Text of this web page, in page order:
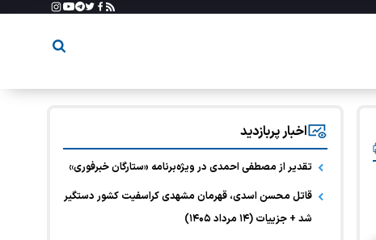
اخبار پربازدید
تقدیر از مصطفی احمدی در ویژه‌برنامه «ستارگان خبرفوری»
قاتل محسن اسدی، قهرمان مشهدی کراسفیت کشور دستگیر
شد + جزییات (۱۴ مرداد ۱۴۰۵)